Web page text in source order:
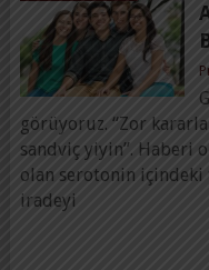
görüyoruz. “Zor
sandviç yiyin”. Haberi
olan serotonin
iradeyi